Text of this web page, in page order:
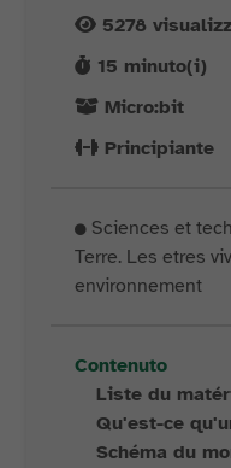
5278
15 minuto(i)
Micro:bit
Principiante
Sciences et
Terre. Les etres
environnement
Contenuto
Liste du
Qu'est-ce
Schéma du